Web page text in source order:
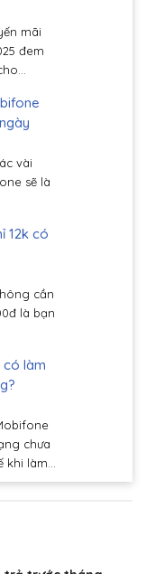
mãi
đem
vài
sẽ là
12k có
cần
là bạn
có làm
chưa
làm...